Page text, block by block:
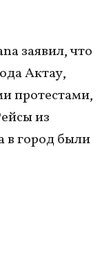
заявил, что
Актау,
протестами,
из
в город были